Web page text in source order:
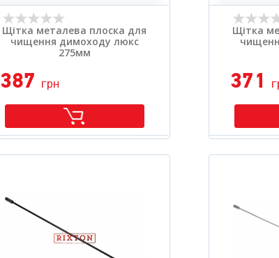
Щітка металева плоска для
чищення димоходу люкс
275мм
387 грн
Щітка
371